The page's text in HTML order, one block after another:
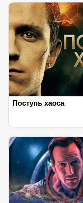
Поступь хаоса